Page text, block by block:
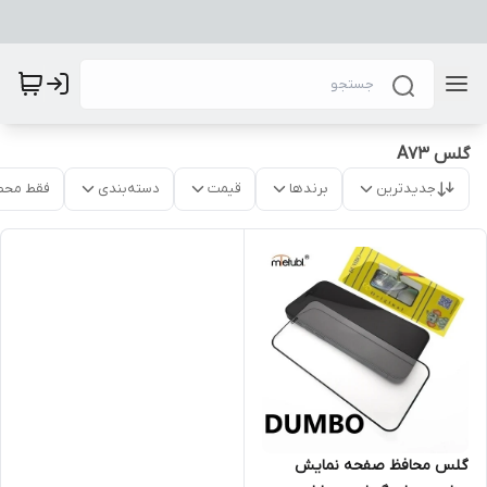
گلس A73
جدیدترین برندها قیمت دسته‌بندی فقط
گلس محافظ صفحه نمایش